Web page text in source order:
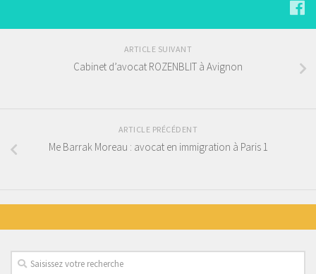
ARTICLE SUIVANT
Cabinet d’avocat ROZENBLIT à Avignon
ARTICLE PRÉCÉDENT
Me Barrak Moreau : avocat en immigration à Paris 1